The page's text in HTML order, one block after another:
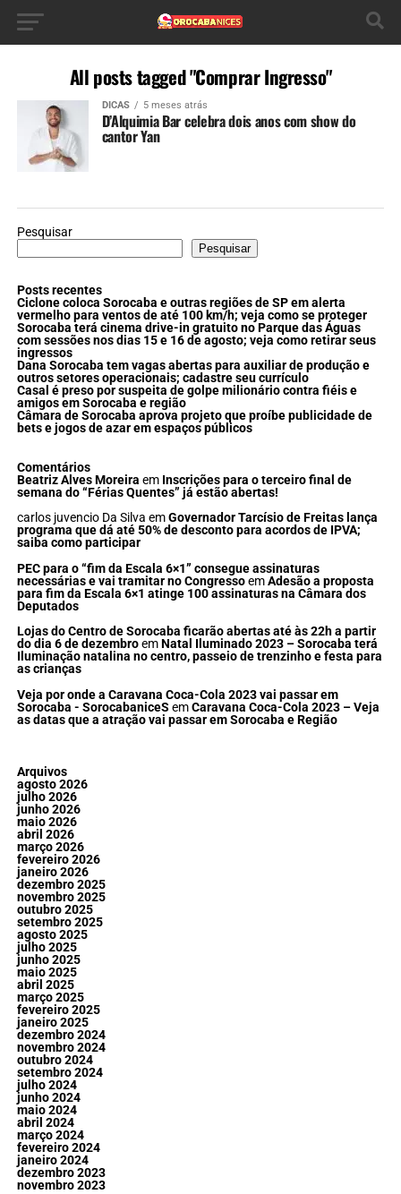
All posts tagged "Comprar Ingresso"
DICAS 5 meses atrás
D’Alquimia Bar celebra dois anos com show do
cantor Yan
Pesquisar
Pesquisar
Posts recentes
Ciclone coloca Sorocaba e outras regiões de SP em alerta
vermelho para ventos de até 100 km/h; veja como se proteger
Sorocaba terá cinema drive-in gratuito no Parque das Águas
com sessões nos dias 15 e 16 de agosto; veja como retirar seus
ingressos
Dana Sorocaba tem vagas abertas para auxiliar de produção e
outros setores operacionais; cadastre seu currículo
Casal é preso por suspeita de golpe milionário contra fiéis e
amigos em Sorocaba e região
Câmara de Sorocaba aprova projeto que proíbe publicidade de
bets e jogos de azar em espaços públicos
Comentários
Beatriz Alves Moreira em Inscrições para o terceiro final de
semana do “Férias Quentes” já estão abertas!
carlos juvencio Da Silva emGovernador Tarcísio de Freitas lança
programa que dá até 50% de desconto para acordos de IPVA;
saiba como participar
PEC para o “fim da Escala 6×1” consegue assinaturas
necessárias e vai tramitar no CongressoemAdesão a proposta
para fim da Escala 6×1 atinge 100 assinaturas na Câmara dos
Deputados
Lojas do Centro de Sorocaba ficarão abertas até às 22h a partir
do dia 6 de dezembroemNatal Iluminado 2023 – Sorocaba terá
Iluminação natalina no centro, passeio de trenzinho e festa para
as crianças
Veja por onde a Caravana Coca-Cola 2023 vai passar em
Sorocaba - SorocabaniceS emCaravana Coca-Cola 2023 – Veja
as datas que a atração vai passar em Sorocaba e Região
Arquivos
agosto 2026
julho 2026
junho 2026
maio 2026
abril 2026
março 2026
fevereiro 2026
janeiro 2026
dezembro 2025
novembro 2025
outubro 2025
setembro 2025
agosto 2025
julho 2025
junho 2025
maio 2025
abril 2025
março 2025
fevereiro 2025
janeiro 2025
dezembro 2024
novembro 2024
outubro 2024
setembro 2024
julho 2024
junho 2024
maio 2024
abril 2024
março 2024
fevereiro 2024
janeiro 2024
dezembro 2023
novembro 2023